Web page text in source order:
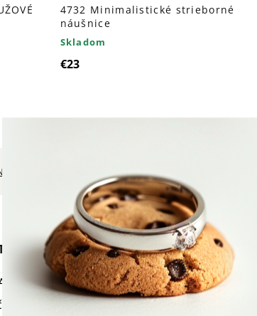
4732 Minimalistické strieborné
náušnice
Skladom
€23
(6)
VEĽKOSŤ
veľ. 7. Vnútorný priemer prsteňa je cca 1,7 cm.
alebo zmenšiť (+/- o 1 veľkosť).